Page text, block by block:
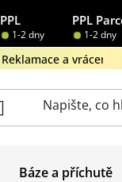
PPL PPL
1-2 dny 1-2 dny
Reklamace a vrácení
Báze a příchutě